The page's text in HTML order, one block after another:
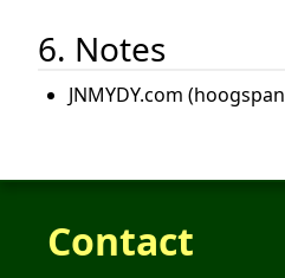
6. Notes
JNMYDY.com
Contact